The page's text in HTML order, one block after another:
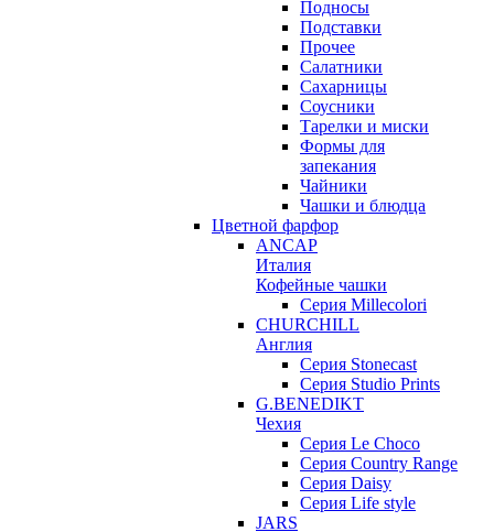
Подносы
Подставки
Прочее
Салатники
Сахарницы
Соусники
Тарелки и миски
Формы для
запекания
Чайники
Чашки и блюдца
Цветной фарфор
ANCAP
Италия
Кофейные чашки
Серия Millecolori
CHURCHILL
Англия
Серия Stonecast
Серия Studio Prints
G.BENEDIKT
Чехия
Cерия Le Choco
Серия Country Range
Серия Daisy
Серия Life style
JARS